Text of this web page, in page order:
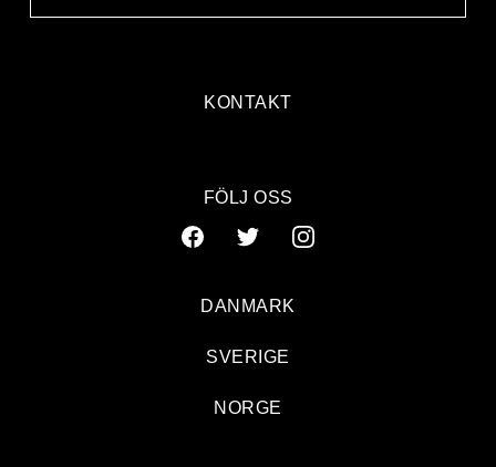
KONTAKT
FÖLJ OSS
DANMARK
SVERIGE
NORGE